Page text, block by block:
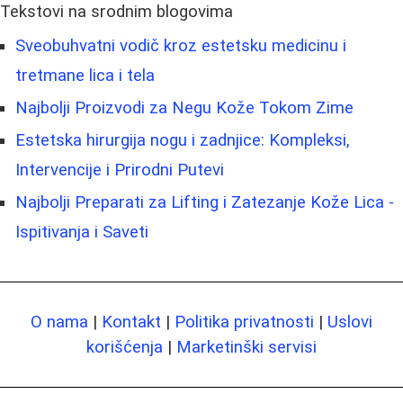
Tekstovi na srodnim blogovima
Sveobuhvatni vodič kroz estetsku medicinu i
tretmane lica i tela
Najbolji Proizvodi za Negu Kože Tokom Zime
Estetska hirurgija nogu i zadnjice: Kompleksi,
Intervencije i Prirodni Putevi
Najbolji Preparati za Lifting i Zatezanje Kože Lica -
Ispitivanja i Saveti
O nama | Kontakt | Politika privatnosti | Uslovi
korišćenja | Marketinški servisi